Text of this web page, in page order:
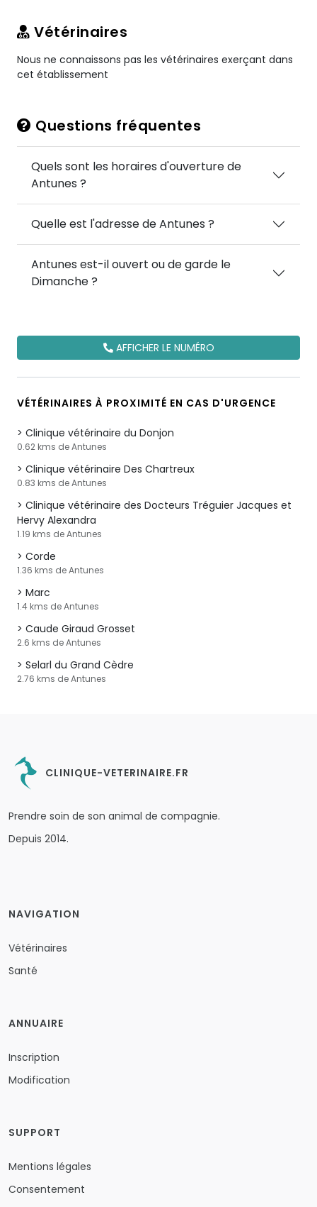
Vétérinaires
Nous ne connaissons pas les vétérinaires exerçant dans
cet établissement
Questions fréquentes
Quels sont les horaires d'ouverture de
Antunes ?
Quelle est l'adresse de Antunes ?
Antunes est-il ouvert ou de garde le
Dimanche ?
AFFICHER LE NUMÉRO
VÉTÉRINAIRES À PROXIMITÉ EN CAS D'URGENCE
Clinique vétérinaire du Donjon
0.62 kms de Antunes
Clinique vétérinaire Des Chartreux
0.83 kms de Antunes
Clinique vétérinaire des Docteurs Tréguier Jacques et
Hervy Alexandra
1.19 kms de Antunes
Corde
1.36 kms de Antunes
Marc
1.4 kms de Antunes
Caude Giraud Grosset
2.6 kms de Antunes
Selarl du Grand Cèdre
2.76 kms de Antunes
CLINIQUE-VETERINAIRE.FR
Prendre soin de son animal de compagnie.
Depuis 2014.
NAVIGATION
Vétérinaires
Santé
ANNUAIRE
Inscription
Modification
SUPPORT
Mentions légales
Consentement